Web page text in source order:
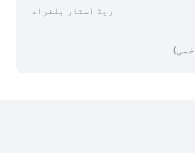
ریڈ اسٹار بلغراد